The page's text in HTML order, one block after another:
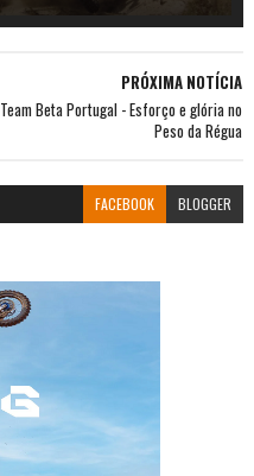
PRÓXIMA NOTÍCIA
Team Beta Portugal - Esforço e glória no
Peso da Régua
FACEBOOK BLOGGER